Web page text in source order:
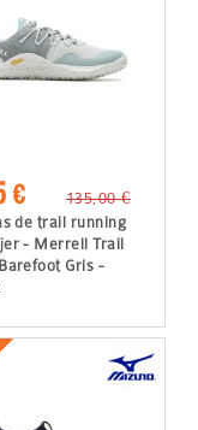
€
135,00 €
de trail running
- Merrell Trail
Gris -